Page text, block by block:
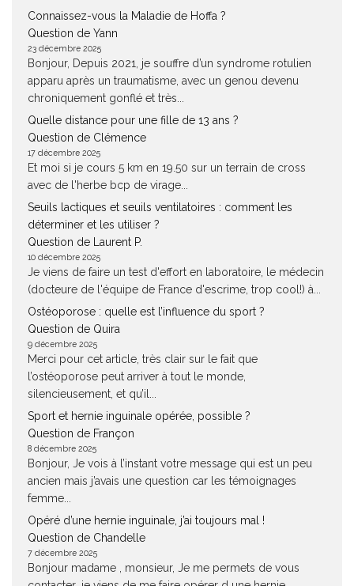
Connaissez-vous la Maladie de Hoffa ?
Question de Yann
23 décembre 2025
Bonjour, Depuis 2021, je souffre d’un syndrome rotulien
apparu après un traumatisme, avec un genou devenu
chroniquement gonflé et très...
Quelle distance pour une fille de 13 ans ?
Question de Clémence
17 décembre 2025
Et moi si je cours 5 km en 19.50 sur un terrain de cross
avec de l'herbe bcp de virage...
Seuils lactiques et seuils ventilatoires : comment les
déterminer et les utiliser ?
Question de Laurent P.
10 décembre 2025
Je viens de faire un test d'effort en laboratoire, le médecin
(docteure de l'équipe de France d'escrime, trop cool!) à...
Ostéoporose : quelle est l’influence du sport ?
Question de Quira
9 décembre 2025
Merci pour cet article, très clair sur le fait que
l’ostéoporose peut arriver à tout le monde,
silencieusement, et qu’il...
Sport et hernie inguinale opérée, possible ?
Question de Françon
8 décembre 2025
Bonjour, Je vois à l’instant votre message qui est un peu
ancien mais j’avais une question car les témoignages
femme...
Opéré d’une hernie inguinale, j’ai toujours mal !
Question de Chandelle
7 décembre 2025
Bonjour madame , monsieur, Je me permets de vous